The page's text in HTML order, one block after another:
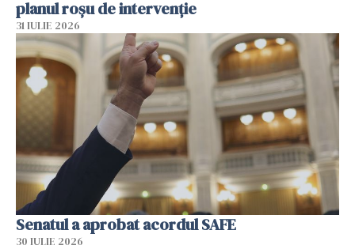
planul roșu de intervenție
31 IULIE 2026
Senatul a aprobat acordul SAFE
30 IULIE 2026